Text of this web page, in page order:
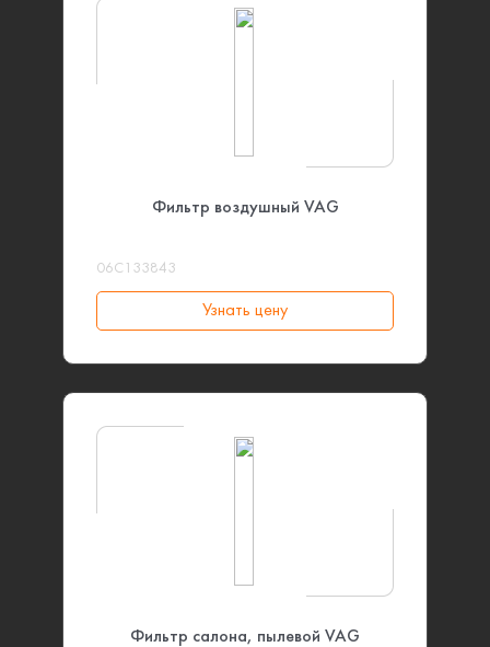
Фильтр воздушный VAG
06C133843
Узнать цену
Фильтр салона, пылевой VAG